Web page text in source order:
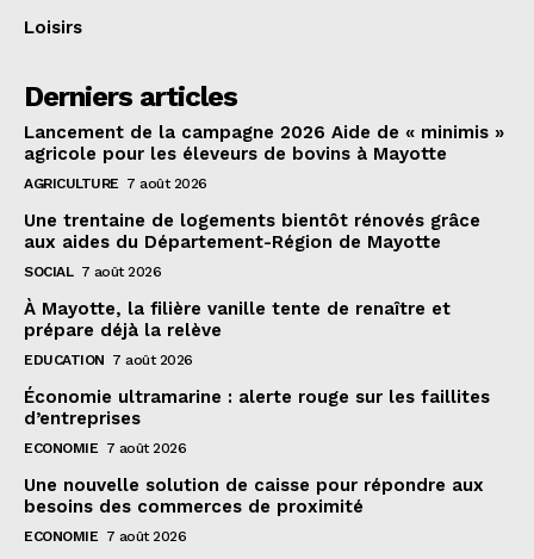
Loisirs
Derniers articles
Lancement de la campagne 2026 Aide de « minimis »
agricole pour les éleveurs de bovins à Mayotte
AGRICULTURE 7 août 2026
Une trentaine de logements bientôt rénovés grâce
aux aides du Département-Région de Mayotte
SOCIAL 7 août 2026
À Mayotte, la filière vanille tente de renaître et
prépare déjà la relève
EDUCATION 7 août 2026
Économie ultramarine : alerte rouge sur les faillites
d’entreprises
ECONOMIE 7 août 2026
Une nouvelle solution de caisse pour répondre aux
besoins des commerces de proximité
ECONOMIE 7 août 2026